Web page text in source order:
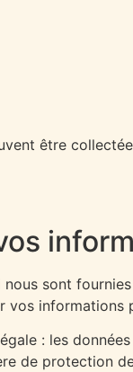
être
sont
vos informations
: les
de protection